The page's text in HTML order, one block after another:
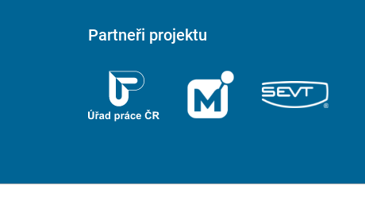
Partneři projektu